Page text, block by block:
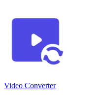
Video Converter